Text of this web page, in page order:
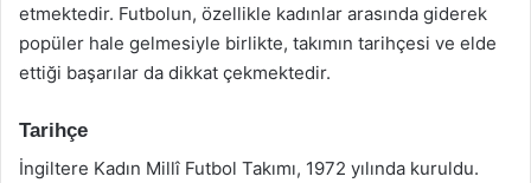
etmektedir. Futbolun, özellikle kadınlar arasında giderek
popüler hale gelmesiyle birlikte, takımın tarihçesi ve elde
ettiği başarılar da dikkat çekmektedir.
Tarihçe
İngiltere Kadın Millî Futbol Takımı, 1972 yılında kuruldu.